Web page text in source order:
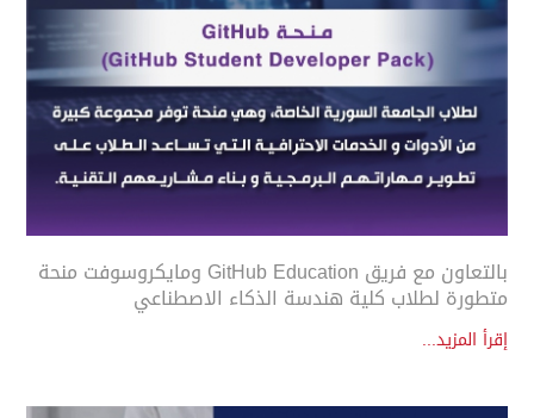
بالتعاون مع فريق GitHub Education ومايكروسوفت منحة
متطورة لطلاب كلية هندسة الذكاء الاصطناعي
إقرأ المزيد...